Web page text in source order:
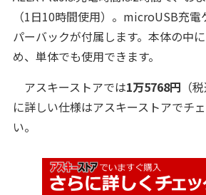
（1日10時間使用）。microUSB充
パーバックが付属します。本体の中
め、単体でも使用できます。
アスキーストアでは1万5768円 （
に詳しい仕様はアスキーストアでチ
い。